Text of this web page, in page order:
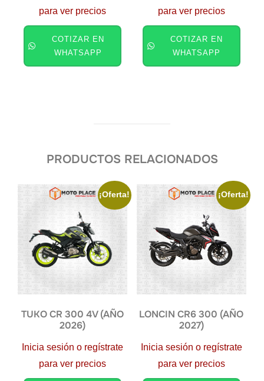
para ver precios
COTIZAR EN
WHATSAPP
para ver precios
COTIZAR EN
WHATSAPP
PRODUCTOS RELACIONADOS
¡Oferta!
TUKO CR 300 4V (AÑO
2026)
Inicia sesión o regístrate
para ver precios
¡Oferta!
LONCIN CR6 300 (AÑO
2027)
Inicia sesión o regístrate
para ver precios